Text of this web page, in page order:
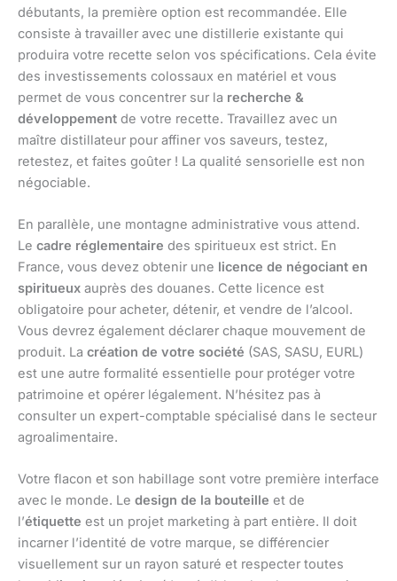
débutants, la première option est recommandée. Elle
consiste à travailler avec une distillerie existante qui
produira votre recette selon vos spécifications. Cela évite
des investissements colossaux en matériel et vous
permet de vous concentrer sur la recherche &
développement de votre recette. Travaillez avec un
maître distillateur pour affiner vos saveurs, testez,
retestez, et faites goûter ! La qualité sensorielle est non
négociable.
En parallèle, une montagne administrative vous attend.
Le cadre réglementaire des spiritueux est strict. En
France, vous devez obtenir une licence de négociant en
spiritueux auprès des douanes. Cette licence est
obligatoire pour acheter, détenir, et vendre de l’alcool.
Vous devrez également déclarer chaque mouvement de
produit. La création de votre société (SAS, SASU, EURL)
est une autre formalité essentielle pour protéger votre
patrimoine et opérer légalement. N’hésitez pas à
consulter un expert-comptable spécialisé dans le secteur
agroalimentaire.
Votre flacon et son habillage sont votre première interface
avec le monde. Le design de la bouteille et de
l’étiquette est un projet marketing à part entière. Il doit
incarner l’identité de votre marque, se différencier
visuellement sur un rayon saturé et respecter toutes